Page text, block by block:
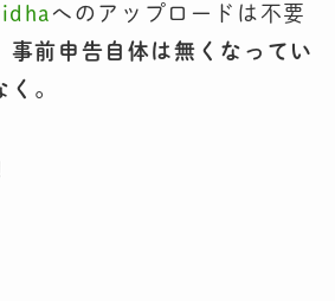
へのアップロードは不要
事前申告自体は無くなってい
く 。